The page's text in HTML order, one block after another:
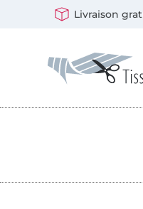
Ouvre une nouvelle
Livraison
Vous pouvez payer chez
Nos partenaires
Passer à la boutique